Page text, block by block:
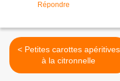
Répondre
< Petites carottes apéritives
à la citronnelle